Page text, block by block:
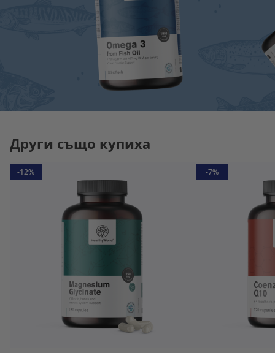
Други също купиха
-12% -7%